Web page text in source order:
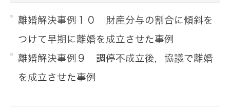
離婚解決事例１０ 財産分与の割合に傾斜を
つけて早期に離婚を成立させた事例
離婚解決事例９ 調停不成立後，協議で離婚
を成立させた事例